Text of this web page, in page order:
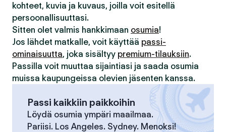
kohteet, kuvia ja kuvaus, joilla voit esitellä
persoonallisuuttasi.
Sitten olet valmis hankkimaan osumia!
Jos lähdet matkalle, voit käyttää passi-
ominaisuutta, joka sisältyy premium-tilauksiin.
Passilla voit muuttaa sijaintiasi ja saada osumia
muissa kaupungeissa olevien jäsenten kanssa.
Passi kaikkiin paikkoihin
Löydä osumia ympäri maailmaa.
Pariisi. Los Angeles. Sydney. Menoksi!